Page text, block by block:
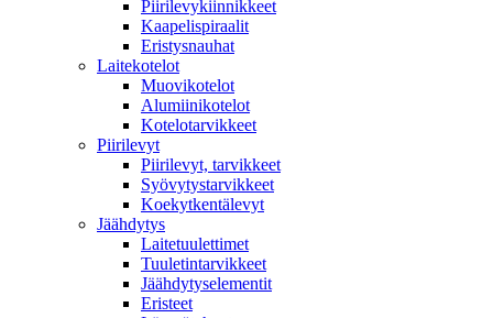
Piirilevykiinnikkeet
Kaapelispiraalit
Eristysnauhat
Laitekotelot
Muovikotelot
Alumiinikotelot
Kotelotarvikkeet
Piirilevyt
Piirilevyt, tarvikkeet
Syövytystarvikkeet
Koekytkentälevyt
Jäähdytys
Laitetuulettimet
Tuuletintarvikkeet
Jäähdytyselementit
Eristeet